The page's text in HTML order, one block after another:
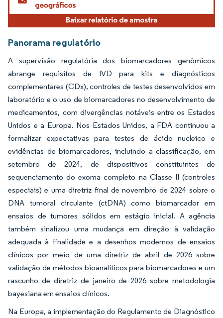
Panorama regulatório
A supervisão regulatória dos biomarcadores genômicos
abrange requisitos de IVD para kits e diagnósticos
complementares (CDx), controles de testes desenvolvidos em
laboratório e o uso de biomarcadores no desenvolvimento de
medicamentos, com divergências notáveis entre os Estados
Unidos e a Europa. Nos Estados Unidos, a FDA continuou a
formalizar expectativas para testes de ácido nucleico e
evidências de biomarcadores, incluindo a classificação, em
setembro de 2024, de dispositivos constituintes de
sequenciamento do exoma completo na Classe II (controles
especiais) e uma diretriz final de novembro de 2024 sobre o
DNA tumoral circulante (ctDNA) como biomarcador em
ensaios de tumores sólidos em estágio inicial. A agência
também sinalizou uma mudança em direção à validação
adequada à finalidade e a desenhos modernos de ensaios
clínicos por meio de uma diretriz de abril de 2026 sobre
validação de métodos bioanalíticos para biomarcadores e um
rascunho de diretriz de janeiro de 2026 sobre metodologia
bayesiana em ensaios clínicos.
Na Europa, a implementação do Regulamento de Diagnóstico